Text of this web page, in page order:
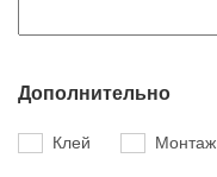
Дополнительно
Клей Монтаж